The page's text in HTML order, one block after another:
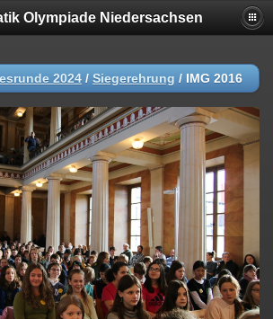
Olympiade Niedersachsen
2024 / Siegerehrung / IMG 2016